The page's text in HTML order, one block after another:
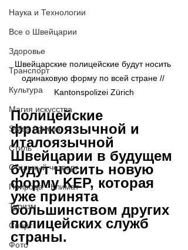
Наука и Технологии
Все о Швейцарии
Здоровье
Транспорт
Культура
Магия искусства
Swiss Афиша
Стиль
Стильный четверг
Природа - Климат
Туризм
Спорт
Фото
Швейцарские полицейские будут носить
одинаковую форму по всей стране //
Kantonspolizei Zürich
Полицейские
франкоязычной и
италоязычной
Швейцарии в будущем
будут носить новую
форму KEP, которая
уже принята
большинством других
полицейских служб
страны.